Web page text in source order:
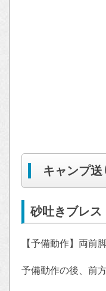
キャンプ
砂吐きブレス
【予備動作】両前
予備動作の後、前